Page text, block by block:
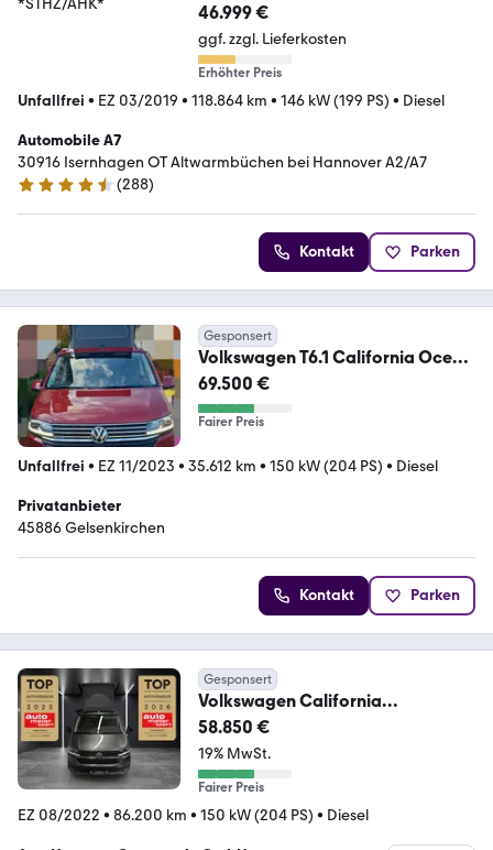
46.999 €
ggf. zzgl. Lieferkosten
Erhöhter Preis
Unfallfrei • EZ 03/2019 • 118.864 km • 146 kW (199 PS) • Diesel
Automobile A7
30916 Isernhagen OT Altwarmbüchen bei Hannover A2/A7
4.7 Sterne
(288)
Kontakt Parken
Gesponsert
Volkswagen T6.1 California Ocean
4x4 DSG Automatik
69.500 €
Fairer Preis
Unfallfrei • EZ 11/2023 • 35.612 km • 150 kW (204 PS) • Diesel
Privatanbieter
45886 Gelsenkirchen
Kontakt Parken
Gesponsert
Volkswagen California
T6.1CoastEdition 4Motion
Faltdach Küc
58.850 €
19% MwSt.
Fairer Preis
EZ 08/2022 • 86.200 km • 150 kW (204 PS) • Diesel